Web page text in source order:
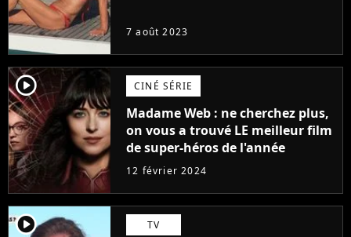
7 août 2023
player2 CINÉ SÉRIE
Madame Web : ne cherchez plus,
on vous a trouvé LE meilleur film
de super-héros de l'année
12 février 2024
player2 TV